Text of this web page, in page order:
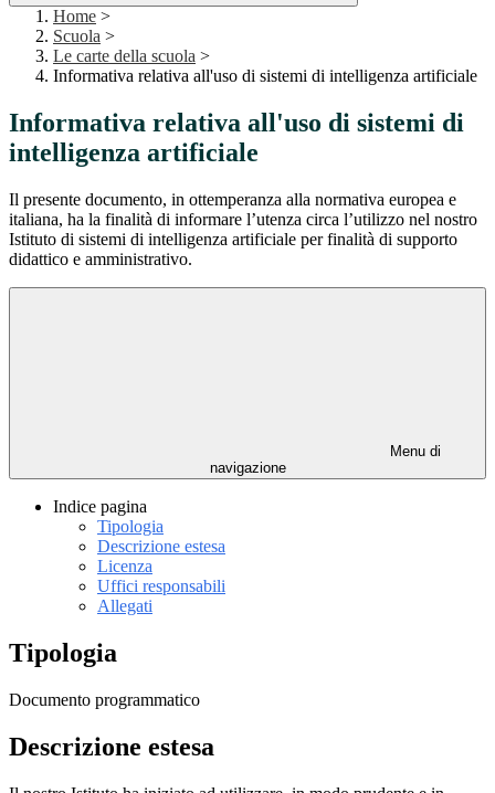
Home >
Scuola >
Le carte della scuola >
Informativa relativa all'uso di sistemi di intelligenza artificiale
Informativa relativa all'uso di sistemi di
intelligenza artificiale
Il presente documento, in ottemperanza alla normativa europea e
italiana, ha la finalità di informare l’utenza circa l’utilizzo nel nostro
Istituto di sistemi di intelligenza artificiale per finalità di supporto
didattico e amministrativo.
Menu di
navigazione
Indice pagina
Tipologia
Descrizione estesa
Licenza
Uffici responsabili
Allegati
Tipologia
Documento programmatico
Descrizione estesa